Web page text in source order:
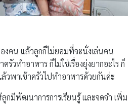
คน แล้วลูกก็ไม่ยอมที่จะนั่งเล่นคน
รัวทำอาหาร ก็ไม่ใช่เรื่องยุ่งยากอะไร ก็
วพาเข้าครัวไปทำอาหารด้วยกันค่ะ
กมีพัฒนาการการเรียนรู้ และจดจำ เพิ่ม